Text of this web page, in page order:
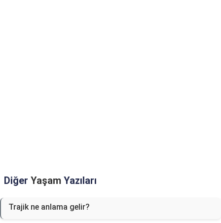
Diğer Yaşam Yazıları
Trajik ne anlama gelir?